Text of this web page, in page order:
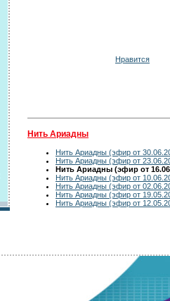
Нравится
Нить Ариадны
Нить Ариадны (эфир от
Нить Ариадны (эфир от
Нить Ариадны (эфир от
Нить Ариадны (эфир от
Нить Ариадны (эфир от
Нить Ариадны (эфир от
Нить Ариадны (эфир от